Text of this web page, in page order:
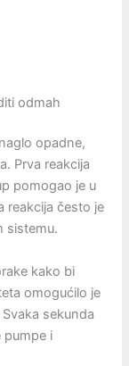
odmah
opadne,
Prva reakcija
pomogao je u
reakcija često je
sistemu.
kako bi
omogućilo je
sekunda
pumpe i